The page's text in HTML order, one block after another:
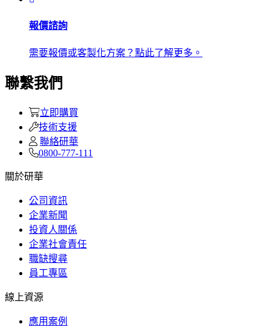
報價諮詢
需要報價或客製化方案？點此了解更多。
聯繫我們
立即購買
技術支援
聯絡研華
0800-777-111
關於研華
公司資訊
企業新聞
投資人關係
企業社會責任
職缺搜尋
員工專區
線上資源
應用案例